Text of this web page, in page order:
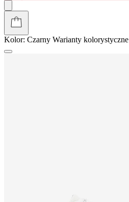
Kolor: Czarny Warianty kolorystyczne